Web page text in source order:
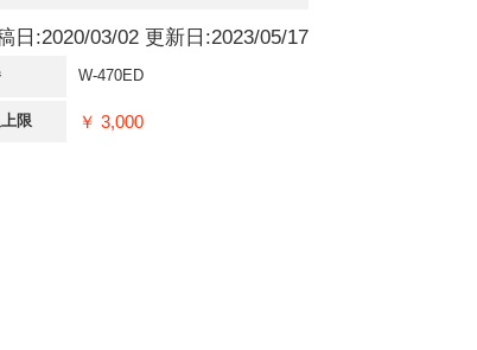
日:2020/03/02 更新日:2023/05/17
W-470ED
限 ￥ 3,000